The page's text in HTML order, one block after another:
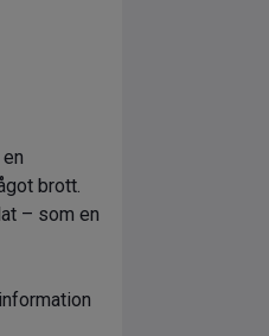
brott.
– som en